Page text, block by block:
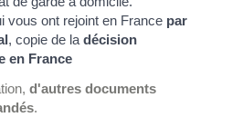
vous ont rejoint en France par
, copie de la décision
en France
d'autres documents
.